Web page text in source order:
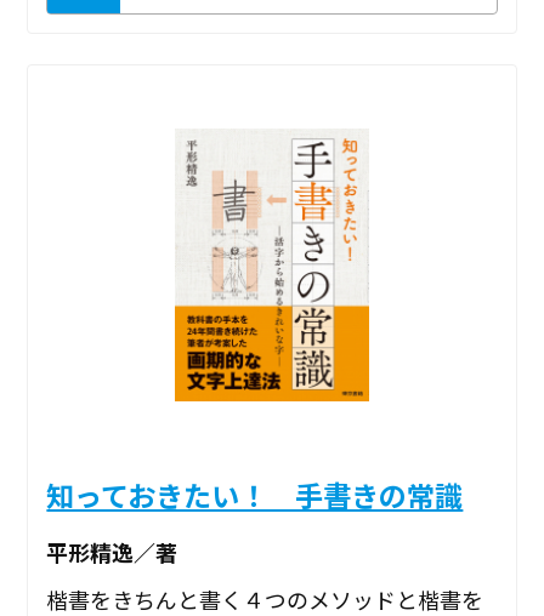
知っておきたい！ 手書きの常識
平形精逸／著
楷書をきちんと書く４つのメソッドと楷書を